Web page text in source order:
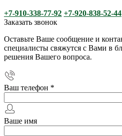
+7-910-338-77-92 +7-920-838-52-44
Заказать звонок
Оставьте Ваше сообщение и
специалисты свяжутся с Вами в
решения Вашего вопроса.
Ваш телефон *
Ваше имя